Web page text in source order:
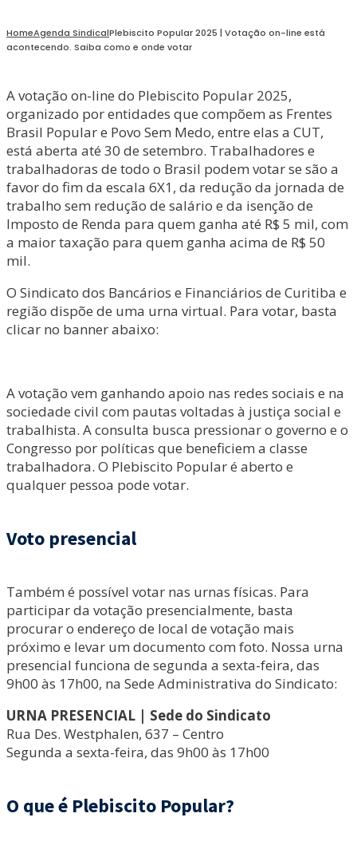
HomeAgenda SindicalPlebiscito Popular 2025 | Votação on-line está
acontecendo. Saiba como e onde votar
A votação on-line do Plebiscito Popular 2025,
organizado por entidades que compõem as Frentes
Brasil Popular e Povo Sem Medo, entre elas a CUT,
está aberta até 30 de setembro. Trabalhadores e
trabalhadoras de todo o Brasil podem votar se são a
favor do fim da escala 6X1, da redução da jornada de
trabalho sem redução de salário e da isenção de
Imposto de Renda para quem ganha até R$ 5 mil, com
a maior taxação para quem ganha acima de R$ 50
mil.
O Sindicato dos Bancários e Financiários de Curitiba e
região dispõe de uma urna virtual. Para votar, basta
clicar no banner abaixo:
A votação vem ganhando apoio nas redes sociais e na
sociedade civil com pautas voltadas à justiça social e
trabalhista. A consulta busca pressionar o governo e o
Congresso por políticas que beneficiem a classe
trabalhadora. O Plebiscito Popular é aberto e
qualquer pessoa pode votar.
Voto presencial
Também é possível votar nas urnas físicas. Para
participar da votação presencialmente, basta
procurar o endereço de local de votação mais
próximo e levar um documento com foto. Nossa urna
presencial funciona de segunda a sexta-feira, das
9h00 às 17h00, na Sede Administrativa do Sindicato:
URNA PRESENCIAL | Sede do Sindicato
Rua Des. Westphalen, 637 – Centro
Segunda a sexta-feira, das 9h00 às 17h00
O que é Plebiscito Popular?